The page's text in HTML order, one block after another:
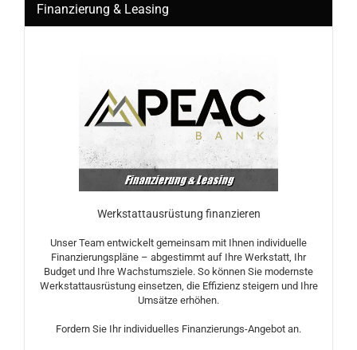
Finanzierung & Leasing
Werkstattausrüstung finanzieren
Unser Team entwickelt gemeinsam mit Ihnen individuelle
Finanzierungspläne – abgestimmt auf Ihre Werkstatt, Ihr
Budget und Ihre Wachstumsziele. So können Sie modernste
Werkstattausrüstung einsetzen, die Effizienz steigern und Ihre
Umsätze erhöhen.
Fordern Sie Ihr individuelles Finanzierungs-Angebot an.